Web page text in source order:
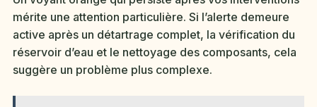
mérite une attention particulière. Si l’alerte demeure
active après un détartrage complet, la vérification du
réservoir d’eau et le nettoyage des composants, cela
suggère un problème plus complexe.